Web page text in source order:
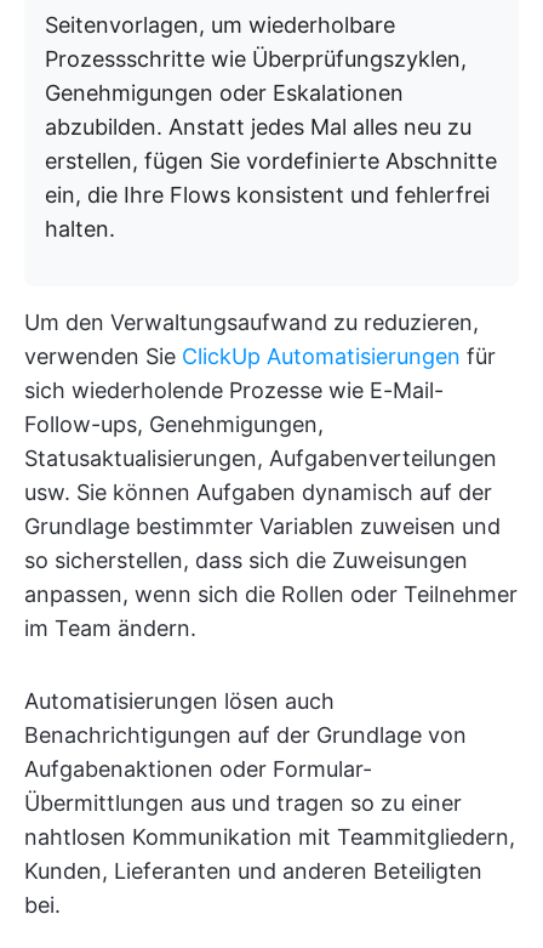
Seitenvorlagen, um wiederholbare
Prozessschritte wie Überprüfungszyklen,
Genehmigungen oder Eskalationen
abzubilden. Anstatt jedes Mal alles neu zu
erstellen, fügen Sie vordefinierte Abschnitte
ein, die Ihre Flows konsistent und fehlerfrei
halten.
Um den Verwaltungsaufwand zu reduzieren,
verwenden Sie ClickUp Automatisierungen für
sich wiederholende Prozesse wie E-Mail-
Follow-ups, Genehmigungen,
Statusaktualisierungen, Aufgabenverteilungen
usw. Sie können Aufgaben dynamisch auf der
Grundlage bestimmter Variablen zuweisen und
so sicherstellen, dass sich die Zuweisungen
anpassen, wenn sich die Rollen oder Teilnehmer
im Team ändern.
Automatisierungen lösen auch
Benachrichtigungen auf der Grundlage von
Aufgabenaktionen oder Formular-
Übermittlungen aus und tragen so zu einer
nahtlosen Kommunikation mit Teammitgliedern,
Kunden, Lieferanten und anderen Beteiligten
bei.